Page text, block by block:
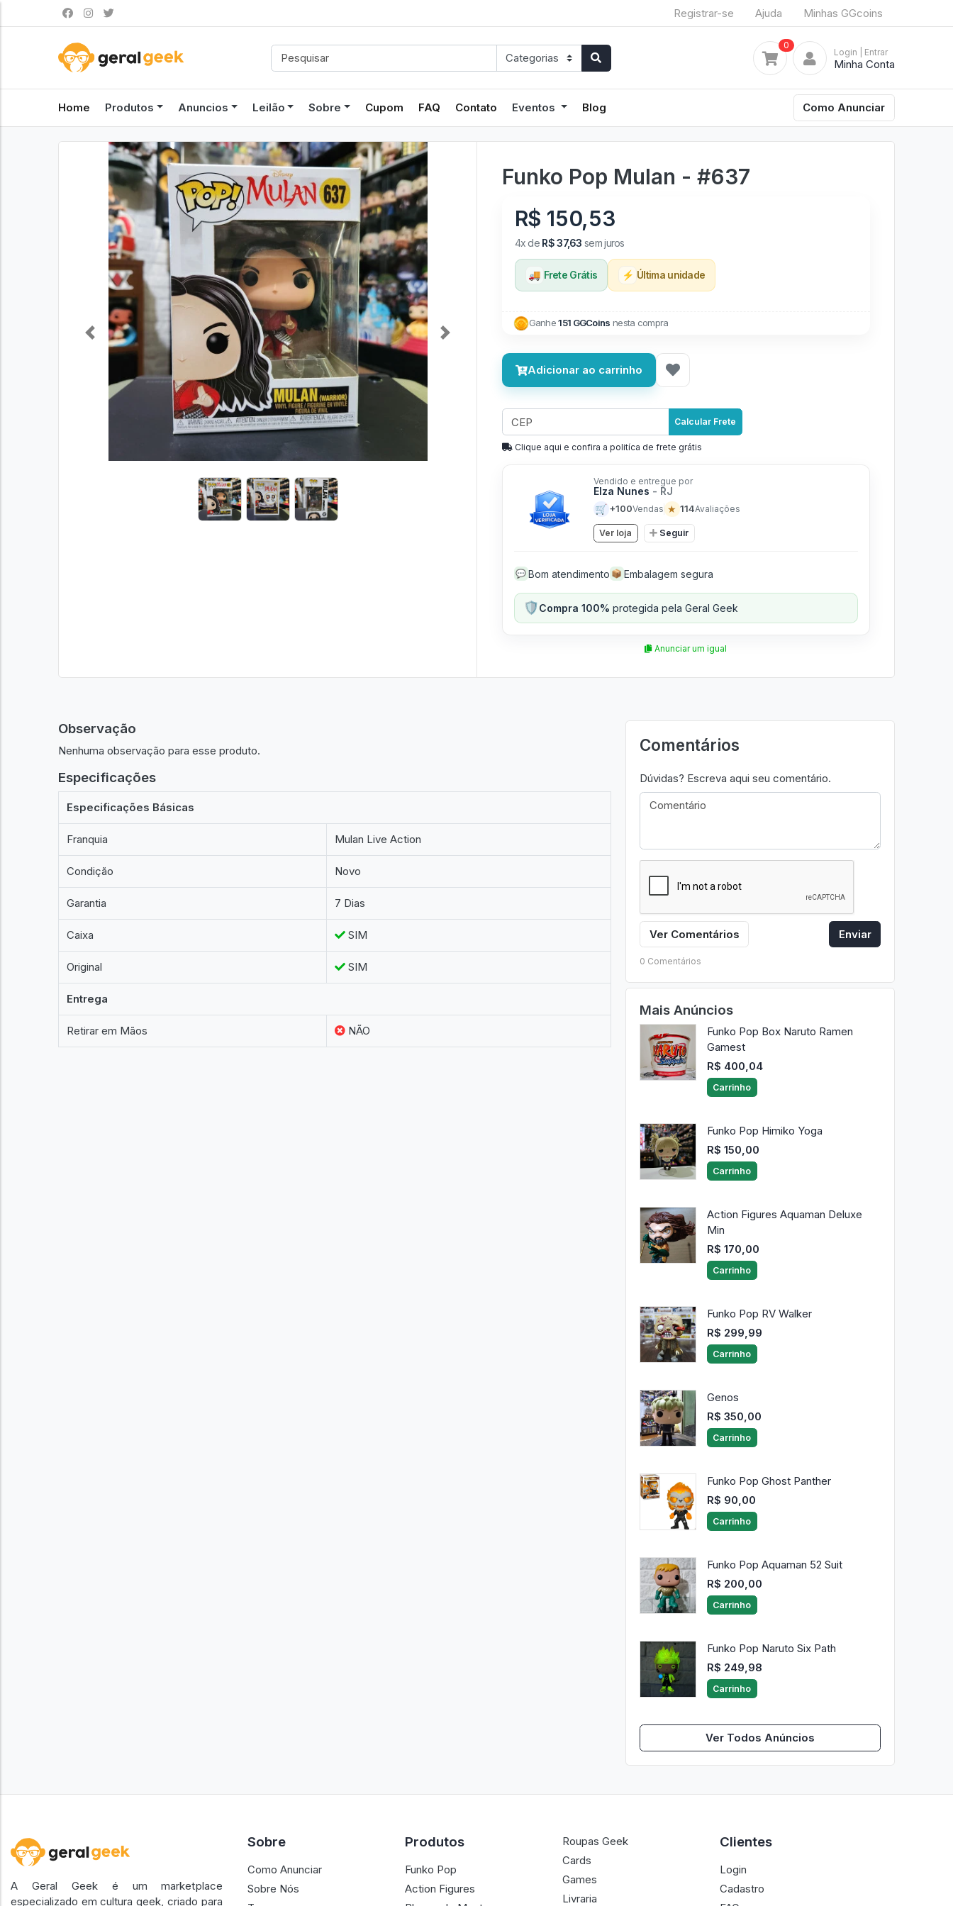
Registrar-se Ajuda Minhas GGcoins
0
Login | Entrar
Minha Conta
Home Produtos Anuncios Leilão Sobre Cupom FAQ Contato Eventos Blog Como Anunciar
Previous Next
Funko Pop Mulan - #637
R$ 150,53
4x de R$ 37,63 sem juros
🚚 Frete Grátis ⚡ Última unidade
Ganhe151 GGCoins nesta compra
Adicionar ao carrinho
Calcular Frete
Clique aqui e confira a politíca de frete grátis
Vendido e entregue por
Elza Nunes - RJ
🛒 +100Vendas ★ 114Avaliações
Ver loja Seguir
💬 Bom atendimento 📦 Embalagem segura
🛡️Compra 100% protegida pela Geral Geek
Anunciar um igual
Observação
Nenhuma observação para esse produto.
Especificações
Especificações Básicas
Franquia Mulan Live Action
Condição Novo
Garantia 7 Dias
Caixa SIM
Original SIM
Entrega
Retirar em Mãos NÃO
Comentários
Dúvidas? Escreva aqui seu comentário.
Ver Comentários Enviar
0 Comentários
Mais Anúncios
Funko Pop Box Naruto Ramen
Gamest
R$ 400,04
Carrinho
Funko Pop Himiko Yoga
R$ 150,00
Carrinho
Action Figures Aquaman Deluxe
Min
R$ 170,00
Carrinho
Funko Pop RV Walker
R$ 299,99
Carrinho
Genos
R$ 350,00
Carrinho
Funko Pop Ghost Panther
R$ 90,00
Carrinho
Funko Pop Aquaman 52 Suit
R$ 200,00
Carrinho
Funko Pop Naruto Six Path
R$ 249,98
Carrinho
Ver Todos Anúncios
A Geral Geek é um marketplace
especializado em cultura geek, criado para
Sobre
Como Anunciar
Sobre Nós
Produtos
Funko Pop
Action Figures
Roupas Geek
Cards
Games
Livraria
Clientes
Login
Cadastro